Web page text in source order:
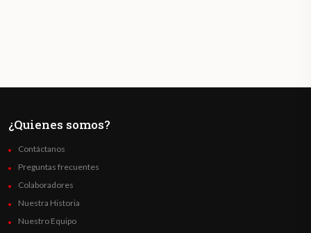
¿Quienes somos?
Contáctanos
Preguntas frecuentes
Colaboradores
Nuestra Historia
Nuestro Equipo